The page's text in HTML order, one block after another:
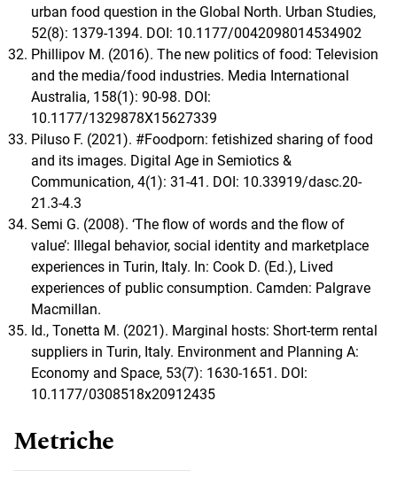
urban food question in the Global North. Urban Studies,
52(8): 1379-1394. DOI: 10.1177/0042098014534902
Phillipov M. (2016). The new politics of food: Television
and the media/food industries. Media International
Australia, 158(1): 90-98. DOI:
10.1177/1329878X15627339
Piluso F. (2021). #Foodporn: fetishized sharing of food
and its images. Digital Age in Semiotics &
Communication, 4(1): 31-41. DOI: 10.33919/dasc.20-
21.3-4.3
Semi G. (2008). ‘The flow of words and the flow of
value’: Illegal behavior, social identity and marketplace
experiences in Turin, Italy. In: Cook D. (Ed.), Lived
experiences of public consumption. Camden: Palgrave
Macmillan.
Id., Tonetta M. (2021). Marginal hosts: Short-term rental
suppliers in Turin, Italy. Environment and Planning A:
Economy and Space, 53(7): 1630-1651. DOI:
10.1177/0308518x20912435
Metriche